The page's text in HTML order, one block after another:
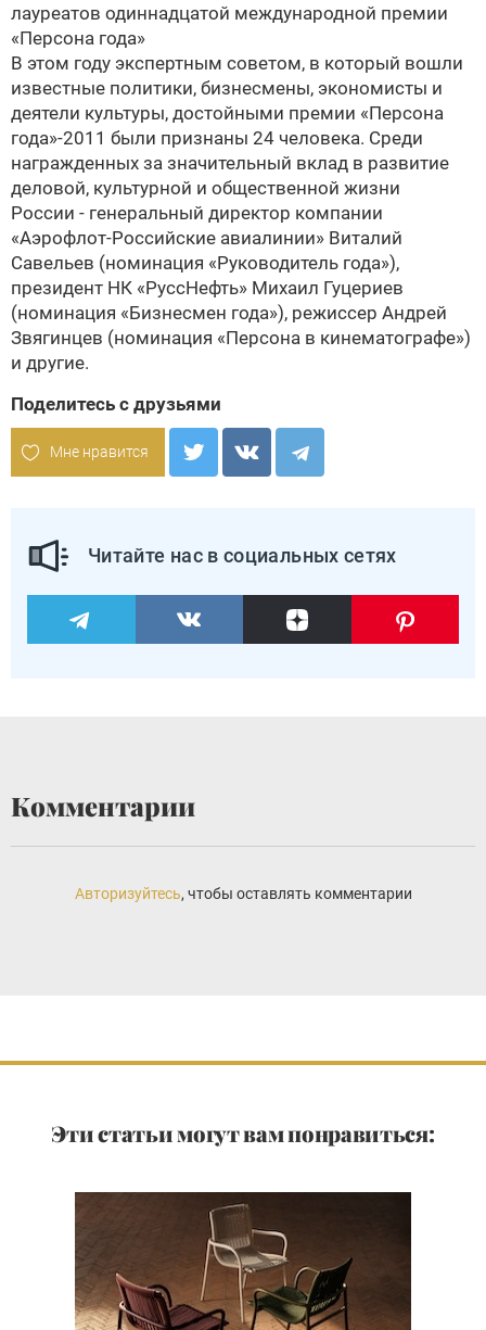
лауреатов одиннадцатой международной премии
«Персона года»
В этом году экспертным советом, в который вошли
известные политики, бизнесмены, экономисты и
деятели культуры, достойными премии «Персона
года»-2011 были признаны 24 человека. Среди
награжденных за значительный вклад в развитие
деловой, культурной и общественной жизни
России - генеральный директор компании
«Аэрофлот-Российские авиалинии» Виталий
Савельев (номинация «Руководитель года»),
президент НК «РуссНефть» Михаил Гуцериев
(номинация «Бизнесмен года»), режиссер Андрей
Звягинцев (номинация «Персона в кинематографе»)
и другие.
Поделитесь с друзьями
Мне нравится
Читайте нас в социальных сетях
Комментарии
Авторизуйтесь, чтобы оставлять комментарии
Эти статьи могут вам понравиться: